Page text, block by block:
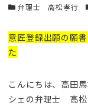
カテゴリー
弁理士 高松孝行
意匠登録出願の願
た
こんにちは、高田
シェの弁理士 高松